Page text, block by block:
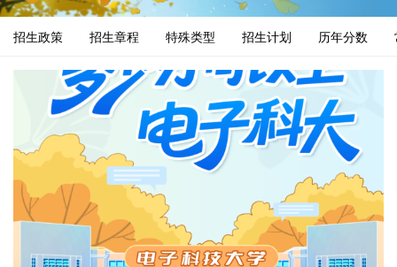
招生政策 招生章程 特殊类型 招生计划 历年分数